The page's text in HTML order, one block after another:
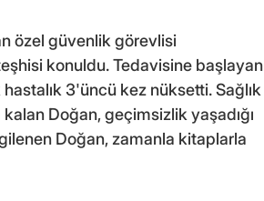
özel güvenlik görevlisi
konuldu. Tedavisine başlayan
3'üncü kez nüksetti. Sağlık
Doğan, geçimsizlik yaşadığı
Doğan, zamanla kitaplarla